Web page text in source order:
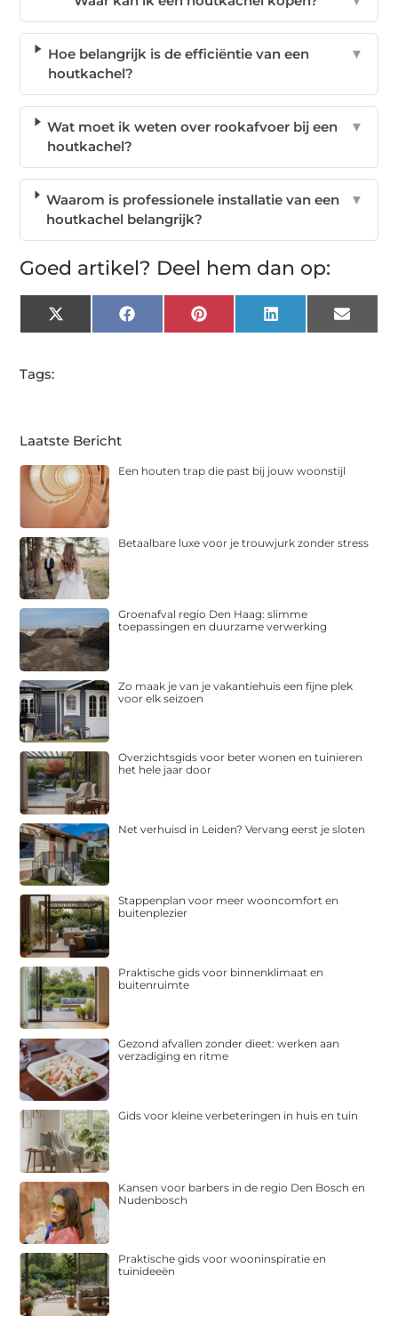
Hoe belangrijk is de efficiëntie van een
houtkachel?
▼
Wat moet ik weten over rookafvoer bij een
houtkachel?
▼
Waarom is professionele installatie van een
houtkachel belangrijk?
▼
Goed artikel? Deel hem dan op:
X
(Twitter)
FacebookPinterest LinkedIn Email
Tags:
Laatste Bericht
Een houten trap die past bij jouw woonstijl
Betaalbare luxe voor je trouwjurk zonder stress
Groenafval regio Den Haag: slimme
toepassingen en duurzame verwerking
Zo maak je van je vakantiehuis een fijne plek
voor elk seizoen
Overzichtsgids voor beter wonen en tuinieren
het hele jaar door
Net verhuisd in Leiden? Vervang eerst je sloten
Stappenplan voor meer wooncomfort en
buitenplezier
Praktische gids voor binnenklimaat en
buitenruimte
Gezond afvallen zonder dieet: werken aan
verzadiging en ritme
Gids voor kleine verbeteringen in huis en tuin
Kansen voor barbers in de regio Den Bosch en
Nudenbosch
Praktische gids voor wooninspiratie en
tuinideeën